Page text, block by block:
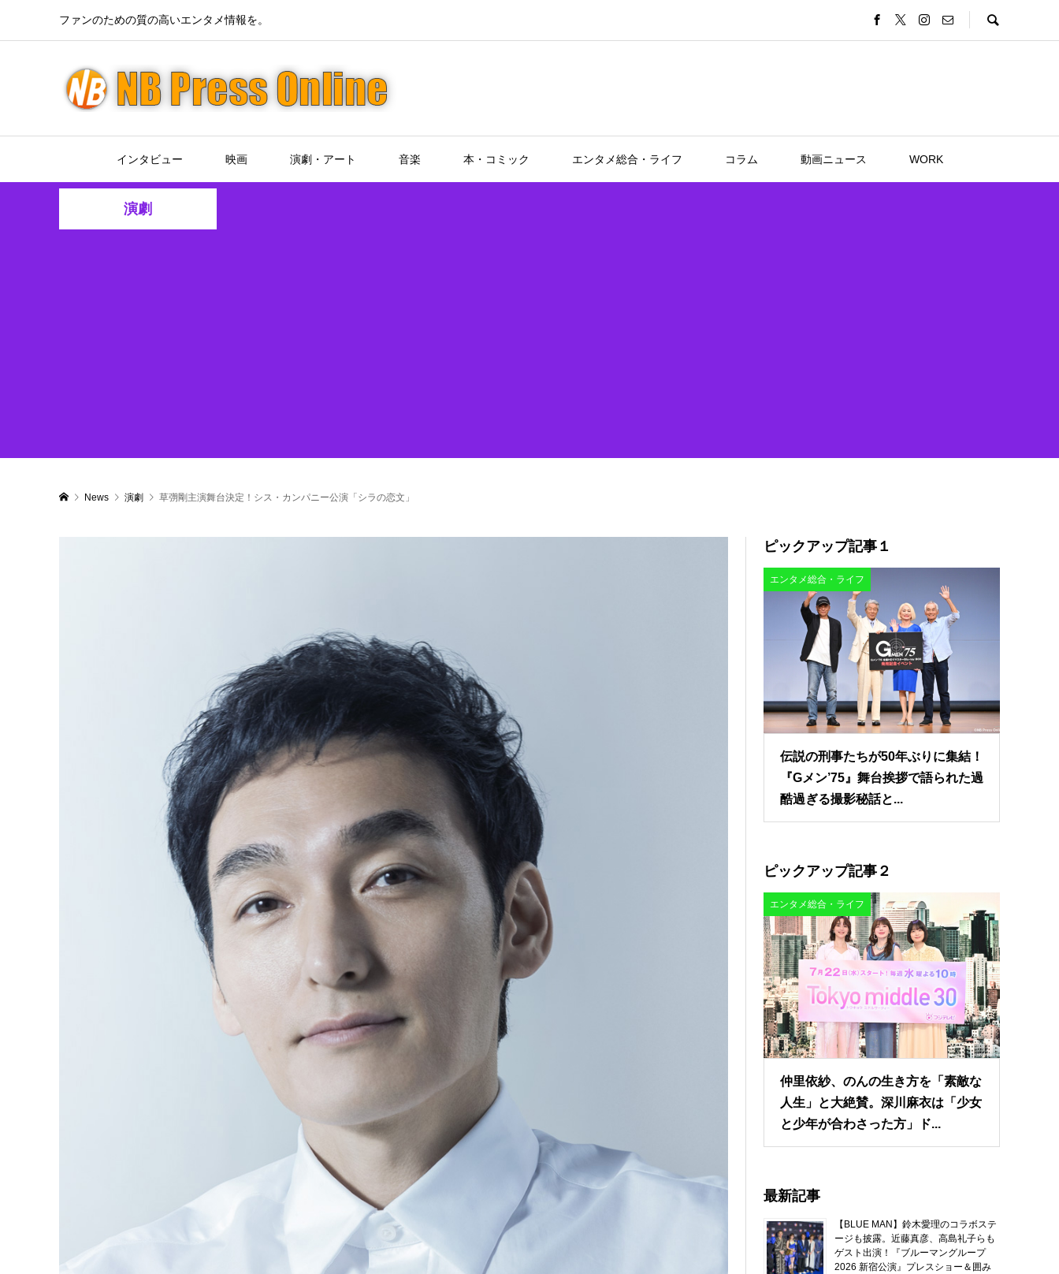
ファンのための質の高いエンタメ情報を。
インタビュー 映画 演劇・アート 音楽 本・コミック エンタメ総合・ライフ コラム 動画ニュース WORK
演劇
News 演劇 草彅剛主演舞台決定！シス・カンパニー公演「シラの恋文」
ピックアップ記事１
エンタメ総合・ライフ
伝説の刑事たちが50年ぶりに集結！
『Gメン’75』舞台挨拶で語られた過
酷過ぎる撮影秘話と...
ピックアップ記事２
エンタメ総合・ライフ
仲里依紗、のんの生き方を「素敵な
人生」と大絶賛。深川麻衣は「少女
と少年が合わさった方」ド...
最新記事
【BLUE MAN】鈴木愛理のコラボステ
ージも披露。近藤真彦、高島礼子らも
ゲスト出演！『ブルーマングループ
2026 新宿公演』プレスショー＆囲み